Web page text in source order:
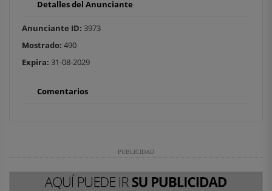
Detalles del Anunciante
Anunciante ID: 3973
Mostrado: 490
Expira: 31-08-2029
Comentarios
PUBLICIDAD